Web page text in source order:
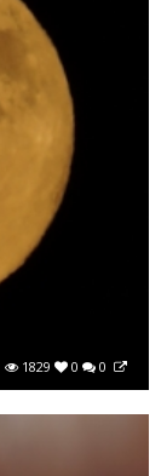
1829 0 0